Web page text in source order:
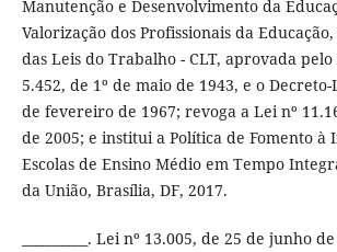
Manutenção e Desenvolvimento da
Valorização dos Profissionais da
das Leis do Trabalho - CLT, aprovada pelo
5.452, de 1º de maio de 1943, e o
de fevereiro de 1967; revoga a Lei nº
de 2005; e institui a Política de Fomento à
Escolas de Ensino Médio em Tempo
da União, Brasília, DF, 2017.
__________. Lei nº 13.005, de 25 de junho